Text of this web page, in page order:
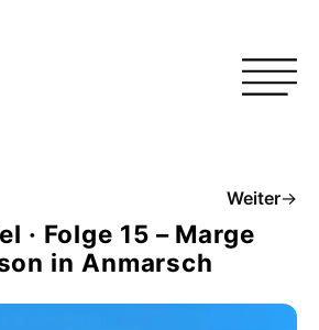
Weiter→
· Folge 15 – Marge
in Anmarsch